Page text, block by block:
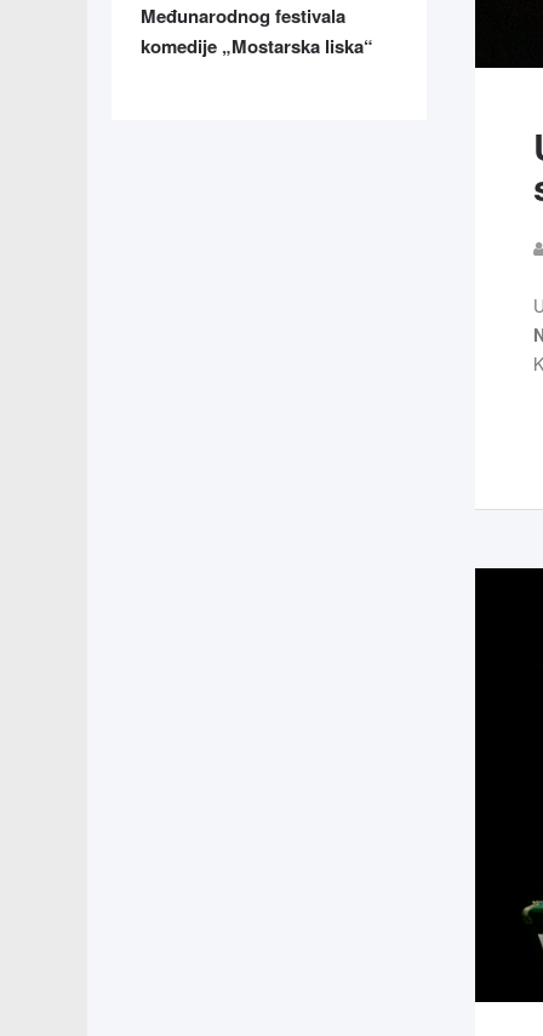
Međunarodnog festivala
komedije „Mostarska liska“